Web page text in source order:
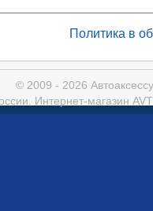
Политика в
© 2009 - 2026
Интернет-магазин